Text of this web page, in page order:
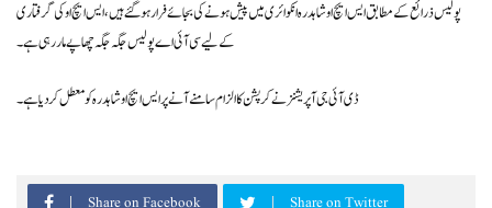
پولیس ذرائع کے مطابق ایس ایچ او شاہدرہ انکوائری میں پیش ہونے کی بجائے فرار ہوگئے ہیں ، ایس ایچ او کی گرفتاری
کے لیے سی آئی اے پولیس جگہ جگہ چھاپے مار رہی ہے۔
ڈی آئی جی آپریشنز نے کرپشن کا الزام سامنے آنے پر ایس ایچ او شاہدرہ کو معطل کردیا ہے ۔
Share on Facebook Share on Twitter